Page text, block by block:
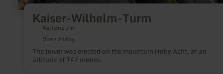
Kaiser-Wilhelm-Turm
Kaltenborn
Open today
The tower was erected on the mountain Hohe Acht, at an
altitude of 747 metres.